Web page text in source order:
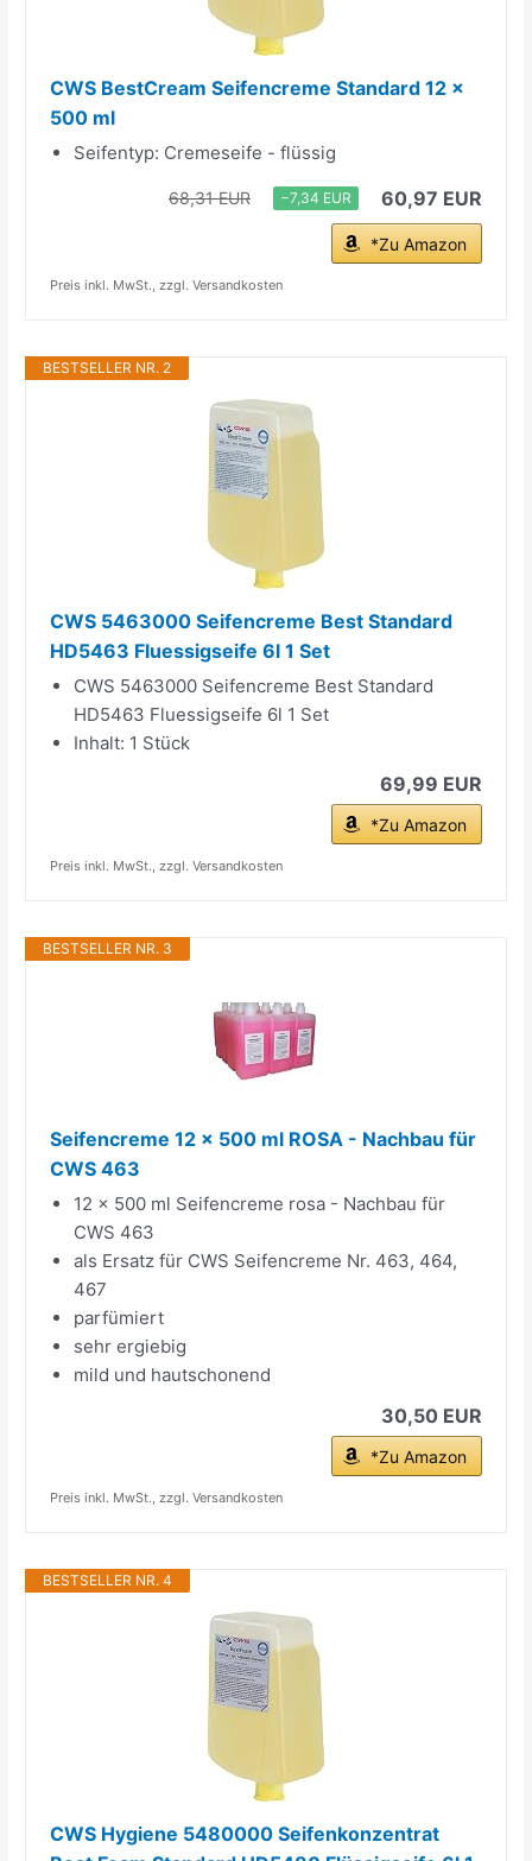
CWS BestCream Seifencreme Standard 12 x
500 ml
Seifentyp: Cremeseife - flüssig
68,31 EUR −7,34 EUR 60,97 EUR
*Zu Amazon
Preis inkl. MwSt., zzgl. Versandkosten
BESTSELLER NR. 2
CWS 5463000 Seifencreme Best Standard
HD5463 Fluessigseife 6l 1 Set
CWS 5463000 Seifencreme Best Standard
HD5463 Fluessigseife 6l 1 Set
Inhalt: 1 Stück
69,99 EUR
*Zu Amazon
Preis inkl. MwSt., zzgl. Versandkosten
BESTSELLER NR. 3
Seifencreme 12 x 500 ml ROSA - Nachbau für
CWS 463
12 x 500 ml Seifencreme rosa - Nachbau für
CWS 463
als Ersatz für CWS Seifencreme Nr. 463, 464,
467
parfümiert
sehr ergiebig
mild und hautschonend
30,50 EUR
*Zu Amazon
Preis inkl. MwSt., zzgl. Versandkosten
BESTSELLER NR. 4
CWS Hygiene 5480000 Seifenkonzentrat